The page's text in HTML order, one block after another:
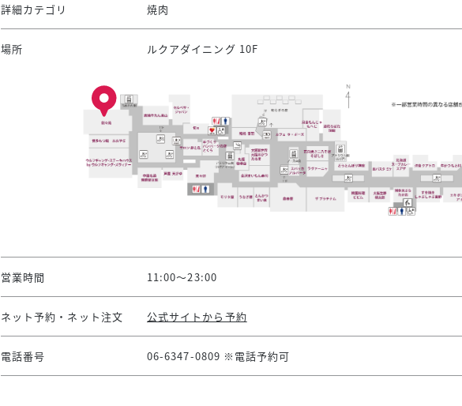
詳細カテゴリ 焼肉
場所 ルクアダイニング 10F
営業時間 11:00～23:00
ネット予約・ネット注文 公式サイトから予約
電話番号 06-6347-0809 ※電話予約可